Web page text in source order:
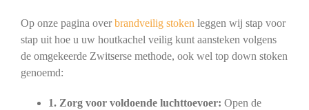
Op onze pagina overbrandveilig stoken leggen wij stap voor
stap uit hoe u uw houtkachel veilig kunt aansteken volgens
de omgekeerde Zwitserse methode, ook wel top down stoken
genoemd:
1. Zorg voor voldoende luchttoevoer: Open de